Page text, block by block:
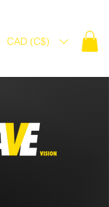
CAD (C$)